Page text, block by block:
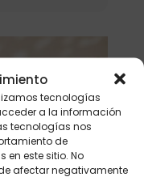
tecnologías
a la información
tecnologías nos
de
este sitio. No
afectar negativamente